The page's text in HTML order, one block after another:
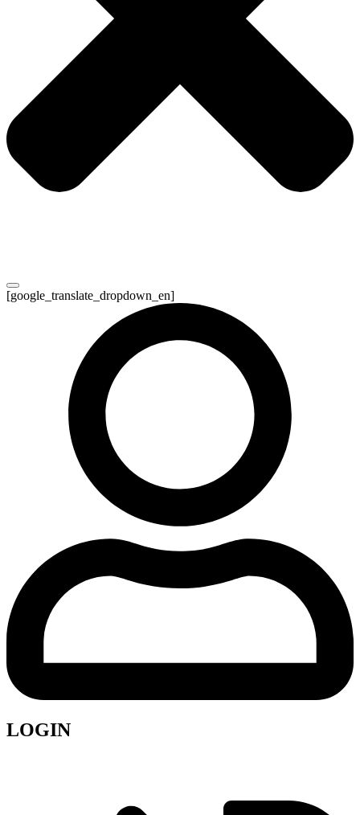
[google_translate_dropdown_en]
LOGIN